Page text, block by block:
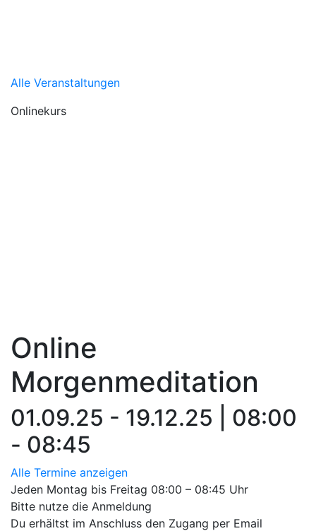
Alle Veranstaltungen
Onlinekurs
Online
Morgenmeditation
01.09.25 - 19.12.25 | 08:00
- 08:45
Alle Termine anzeigen
Jeden Montag bis Freitag 08:00 – 08:45 Uhr
Bitte nutze die Anmeldung
Du erhältst im Anschluss den Zugang per Email